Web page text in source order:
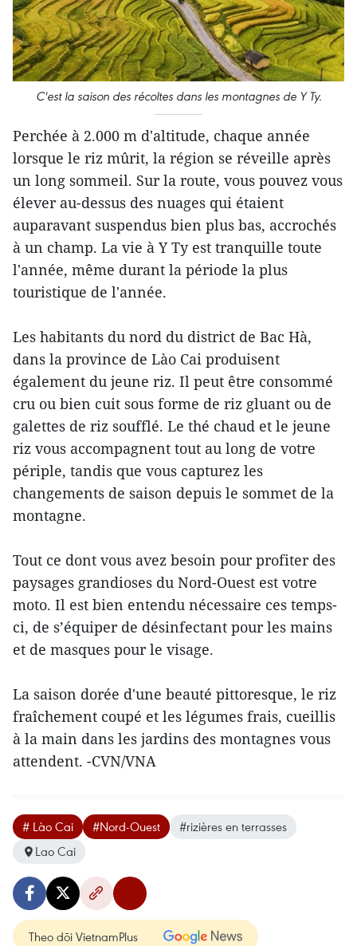
C'est la saison des récoltes dans les montagnes de Y Ty.
Perchée à 2.000 m d'altitude, chaque année
lorsque le riz mûrit, la région se réveille après
un long sommeil. Sur la route, vous pouvez vous
élever au-dessus des nuages qui étaient
auparavant suspendus bien plus bas, accrochés
à un champ. La vie à Y Ty est tranquille toute
l'année, même durant la période la plus
touristique de l'année.
Les habitants du nord du district de Bac Hà,
dans la province de Lào Cai produisent
également du jeune riz. Il peut être consommé
cru ou bien cuit sous forme de riz gluant ou de
galettes de riz soufflé. Le thé chaud et le jeune
riz vous accompagnent tout au long de votre
périple, tandis que vous capturez les
changements de saison depuis le sommet de la
montagne.
Tout ce dont vous avez besoin pour profiter des
paysages grandioses du Nord-Ouest est votre
moto. Il est bien entendu nécessaire ces temps-
ci, de s’équiper de désinfectant pour les mains
et de masques pour le visage.
La saison dorée d'une beauté pittoresque, le riz
fraîchement coupé et les légumes frais, cueillis
à la main dans les jardins des montagnes vous
attendent. -CVN/VNA
# Lào Cai #Nord-Ouest
#rizières en terrasses
Lao Cai
Theo dõi VietnamPlus